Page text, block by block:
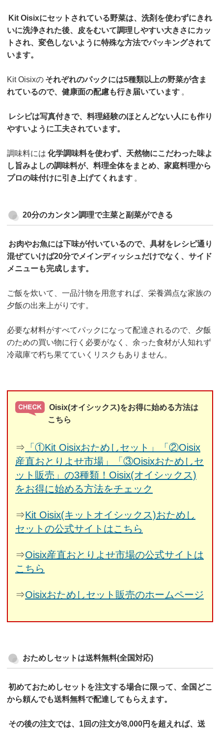
Kit Oisixにセットされている野菜は、洗剤を使わずにきれ
いに洗浄された後、皮をむいて調理しやすい大きさにカッ
トされ、変色しないように特殊な方法でパッキングされて
います。
Kit Oisixの それぞれのパックには5種類以上の野菜が含ま
れているので、健康面の配慮も行き届いています 。
レシピは写真付きで、料理経験のほとんどない人にも作り
やすいように工夫されています。
調味料には 化学調味料を使わず、天然物にこだわった味よ
し旨みよしの調味料が、料理全体をまとめ、家庭料理から
プロの味付けに引き上げてくれます 。
20分のカンタン調理で主菜と副菜ができる
お肉やお魚には下味が付いているので、具材をレシピ通り
混ぜていけば20分でメインディッシュだけでなく、サイド
メニューも完成します。
ご飯を炊いて、一品汁物を用意すれば、栄養満点な家族の
夕飯の出来上がりです。
必要な材料がすべてパックになって配達されるので、夕飯
のための買い物に行く必要がなく、余った食材が人知れず
冷蔵庫で朽ち果てていくリスクもありません。
Oisix(オイシックス)をお得に始める方法は
こちら
⇒ 「①Kit Oisixおためしセット」「②Oisix
産直おとりよせ市場」「③Oisixおためしセ
ット販売」の3種類！Oisix(オイシックス)
をお得に始める方法をチェック
⇒Kit Oisix(キットオイシックス)おためし
セットの公式サイトはこちら
⇒Oisix産直おとりよせ市場の公式サイトは
こちら
⇒Oisixおためしセット販売のホームページ
おためしセットは送料無料(全国対応)
初めておためしセットを注文する場合に限って、全国どこ
から頼んでも送料無料で配達してもらえます。
その後の注文では、1回の注文が8,000円を超えれば、送